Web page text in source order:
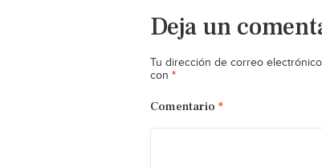
Deja un
Tu dirección de correo
con *
Comentario *